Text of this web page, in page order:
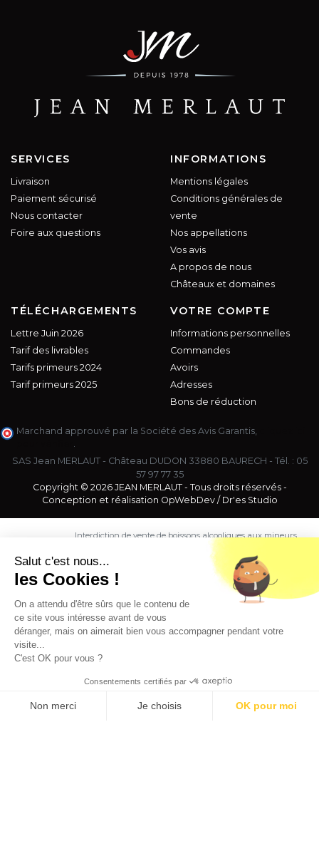
SERVICES
Livraison
Paiement sécurisé
Nous contacter
Foire aux questions
INFORMATIONS
Mentions légales
Conditions générales de
vente
Nos appellations
Vos avis
A propos de nous
Châteaux et domaines
TÉLÉCHARGEMENTS
Lettre Juin 2026
Tarif des livrables
Tarifs primeurs 2024
Tarif primeurs 2025
VOTRE COMPTE
Informations personnelles
Commandes
Avoirs
Adresses
Bons de réduction
Marchand approuvé par la Société des Avis Garantis,
SAS Jean MERLAUT - Château DUDON 33880 BAURECH - Tél. : 05
57 97 77 35
Copyright © 2026 JEAN MERLAUT - Tous droits réservés -
Conception et réalisation OpWebDev/ Dr'es Studio
Interdiction de vente de boissons alcooliques aux mineurs
de moins de 18 ans. La preuve de majorité de l'acheteur
est exigée au moment de la vente en ligne.
CODE DE LA SANTE PUBLIQUE, ART. L. 3342-1 et L. 3353-3
L'abus d'alcool est dangereux pour la santé. Sachez
Salut c'est nous...
les Cookies !
On a attendu d'être sûrs que le contenu de
ce site vous intéresse avant de vous
déranger, mais on aimerait bien vous accompagner pendant votre
visite...
C'est OK pour vous ?
Consentements certifiés par
Non merci Je choisis OK pour moi
★★★★★